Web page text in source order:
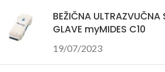
Izrez u
Dodatni
BEŽIČNA
GLAVE myMIDES C10
19/07/2023